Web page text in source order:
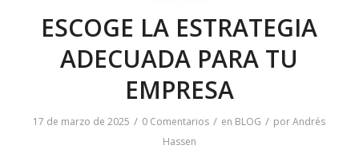
ESCOGE LA ESTRATEGIA
ADECUADA PARA TU
EMPRESA
17 de marzo de 2025 / 0 Comentarios / en BLOG / porAndrés
Hassen